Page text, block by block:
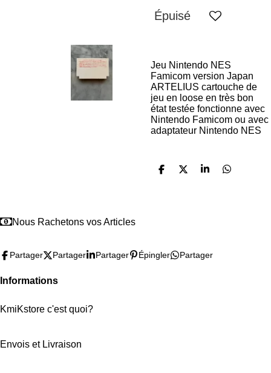
Épuisé
Jeu Nintendo NES
Famicom version Japan
ARTELIUS cartouche de
jeu en loose en très bon
état testée fonctionne avec
Nintendo Famicom ou avec
adaptateur Nintendo NES
P
P
P
P
Nous Rachetons vos Articles
Partager Partager Partager Épingler Partager
Informations
KmiKstore c'est quoi?
Envois et Livraison